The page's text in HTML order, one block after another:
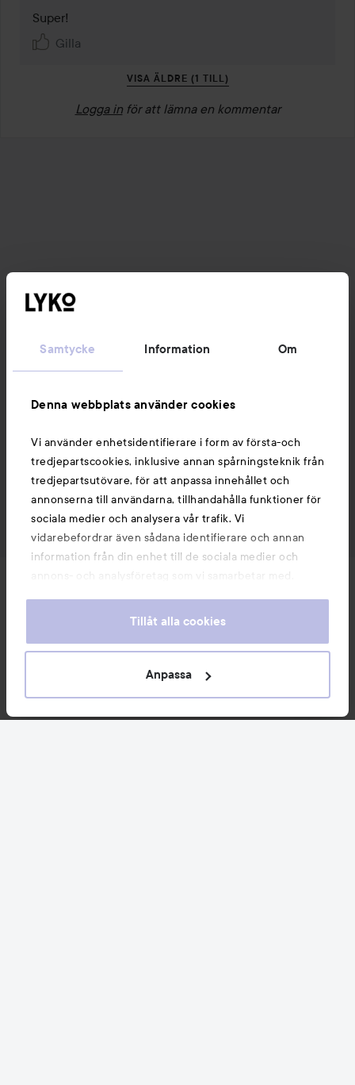
Samtycke Information Om
Denna webbplats använder cookies
Vi använder enhetsidentifierare i form av första-och
tredjepartscookies, inklusive annan spårningsteknik från
tredjepartsutövare, för att anpassa innehållet och
annonserna till användarna, tillhandahålla funktioner för
sociala medier och analysera vår trafik. Vi
vidarebefordrar även sådana identifierare och annan
information från din enhet till de sociala medier och
annons- och analysföretag som vi samarbetar med.
information som du har tillhandahållit eller som de har
våra cookies vid fortsatt användande av vår webbplats.
För information om hur du kan ändra inställningarna för
Tillåt alla cookies
Anpassa
Super!
Gilla
VISA ÄLDRE (1 TILL)
Logga in för att lämna en kommentar
Följ oss
Kundservice